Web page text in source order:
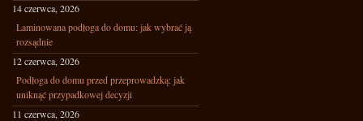
14 czerwca, 2026
Laminowana podłoga do domu: jak wybrać ją
rozsądnie
12 czerwca, 2026
Podłoga do domu przed przeprowadzką: jak
uniknąć przypadkowej decyzji
11 czerwca, 2026